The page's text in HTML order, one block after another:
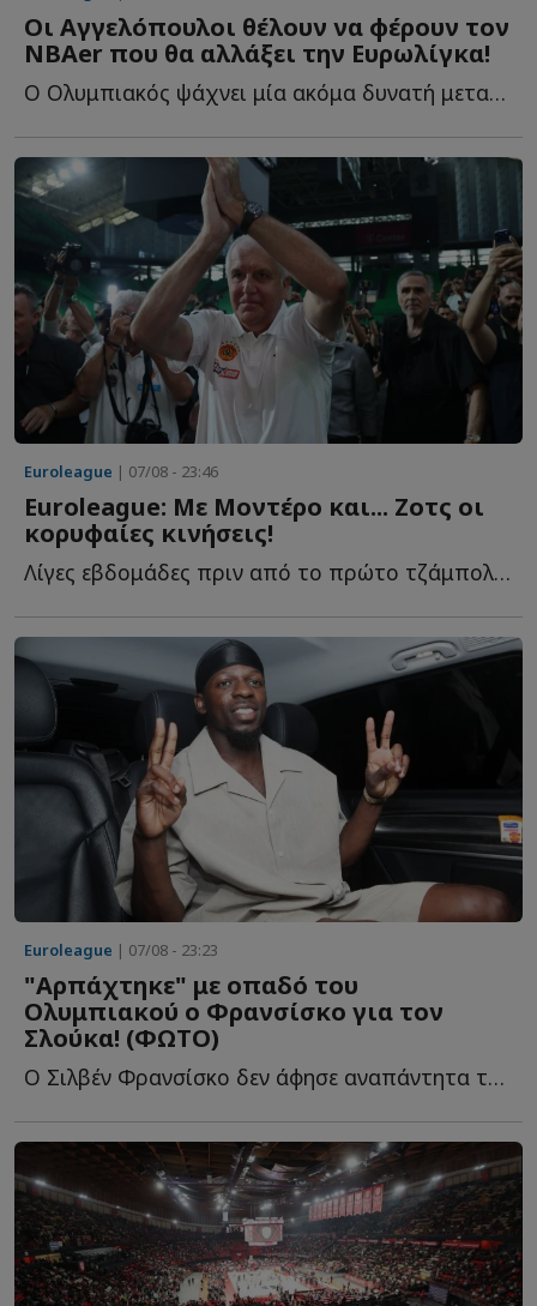
Οι Αγγελόπουλοι θέλουν να φέρουν τον
NBAer που θα αλλάξει την Ευρωλίγκα!
Ο Ολυμπιακός ψάχνει μία ακόμα δυνατή μεταγραφή και ξ...
Euroleague | 07/08 - 23:46
Euroleague: Με Μοντέρο και... Ζοτς οι
κορυφαίες κινήσεις!
Λίγες εβδομάδες πριν από το πρώτο τζάμπολ της σεζόν 20...
Euroleague | 07/08 - 23:23
"Αρπάχτηκε" με οπαδό του
Ολυμπιακού ο Φρανσίσκο για τον
Σλούκα! (ΦΩΤΟ)
Ο Σιλβέν Φρανσίσκο δεν άφησε αναπάντητα τα όσα έγραψε φ...